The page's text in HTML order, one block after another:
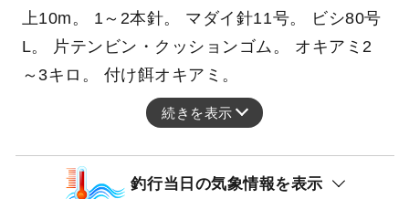
上10m。 1～2本針。 マダイ針11号。 ビシ80号
L。 片テンビン・クッションゴム。 オキアミ2
～3キロ。 付け餌オキアミ。
続きを表示
釣行当日の気象情報を表示